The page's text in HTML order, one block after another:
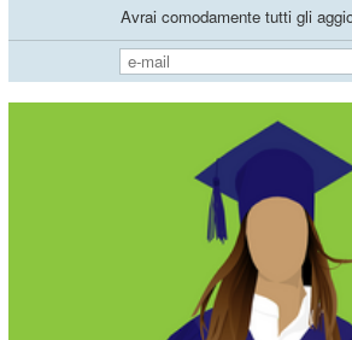
Avrai comodamente tutti gli